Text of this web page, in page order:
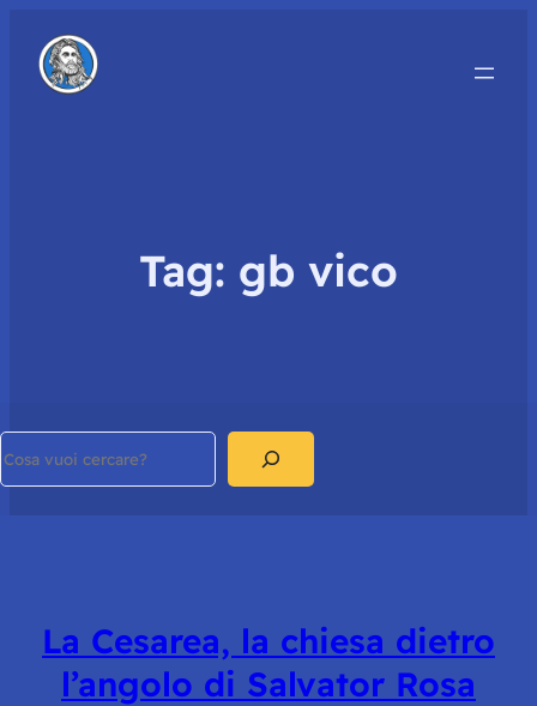
Tag: gb vico
La Cesarea, la chiesa dietro
l’angolo di Salvator Rosa